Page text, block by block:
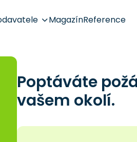
MagazínReference
Poptáváte
vašem okolí.